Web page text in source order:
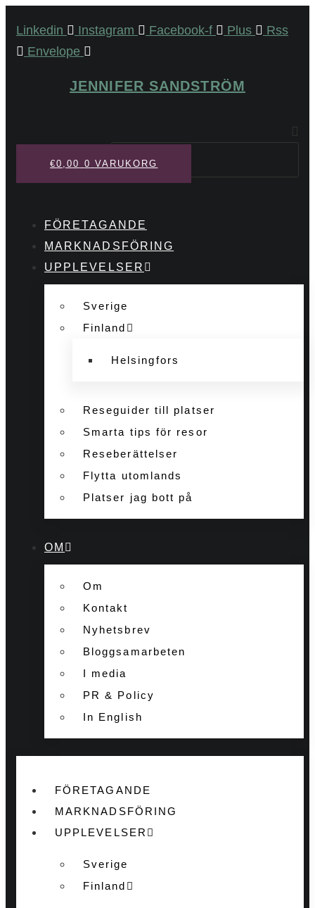
till
innehåll
Linkedin Instagram Facebook-f Plus
Rss
Envelope
JENNIFER SANDSTRÖM
Sök
€0,00 0 VARUKORG
FÖRETAGANDE
MARKNADSFÖRING
UPPLEVELSER
Sverige
Finland
Helsingfors
Reseguider till platser
Smarta tips för resor
Reseberättelser
Flytta utomlands
Platser jag bott på
OM
Om
Kontakt
Nyhetsbrev
Bloggsamarbeten
I media
PR & Policy
In English
FÖRETAGANDE
MARKNADSFÖRING
UPPLEVELSER
Sverige
Finland